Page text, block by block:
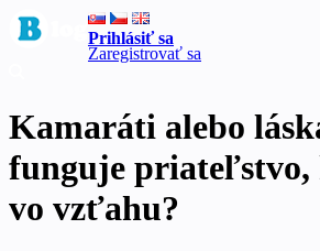
Prihlásiť sa
Zaregistrovať sa
Kamaráti alebo
funguje priateľstvo,
vo vzťahu?